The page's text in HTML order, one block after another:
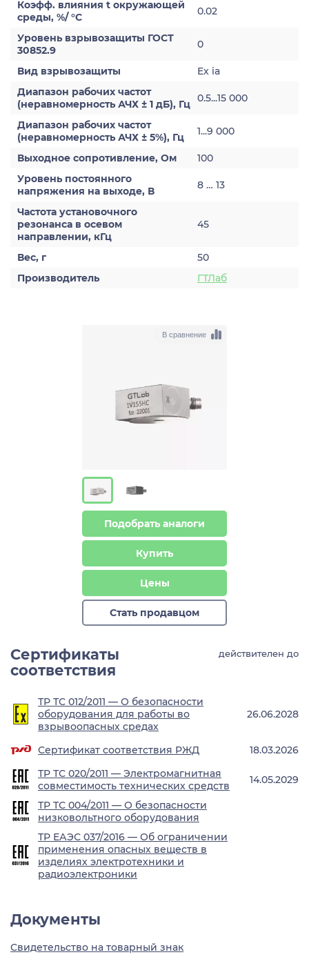
Коэфф. влияния t окружающей
среды, %/ °С
0.02
Уровень взрывозащиты ГОСТ
30852.9
0
Вид взрывозащиты
Ex ia
Диапазон рабочих частот
(неравномерность АЧХ ± 1 дБ), Гц 0.5...15 000
Диапазон рабочих частот
(неравномерность АЧХ ± 5%), Гц
1...9 000
Выходное сопротивление, Ом
100
Уровень постоянного
напряжения на выходе, В
8 … 13
Частота установочного
резонанса в осевом
направлении, кГц
45
Вес, г
50
Производитель
ГТЛаб
В сравнение
Подобрать аналоги
Купить
Цены
Стать продавцом
Сертификаты
соответствия
действителен до
ТР ТС 012/2011 — О безопасности
оборудования для работы во
взрывоопасных средах
26.06.2028
Сертификат соответствия РЖД
18.03.2026
ТР ТС 020/2011 — Электромагнитная
совместимость технических средств
14.05.2029
ТР ТС 004/2011 — О безопасности
низковольтного оборудования
ТР ЕАЭС 037/2016 — Об ограничении
применения опасных веществ в
изделиях электротехники и
радиоэлектроники
Документы
Свидетельство на товарный знак